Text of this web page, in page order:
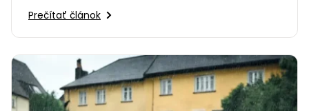
Prečítať článok